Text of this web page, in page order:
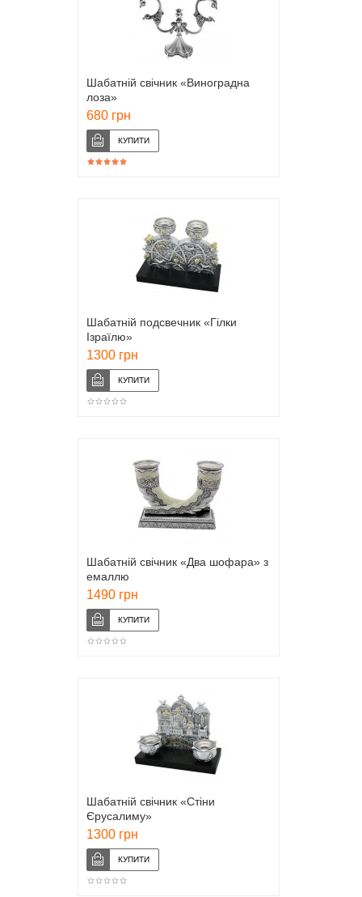
Шабатній свічник «Виноградна
лоза»
680 грн
Шабатній подсвечник «Гілки
Ізраїлю»
1300 грн
Шабатній свічник «Два шофара» з
емаллю
1490 грн
Шабатній свічник «Стіни
Єрусалиму»
1300 грн